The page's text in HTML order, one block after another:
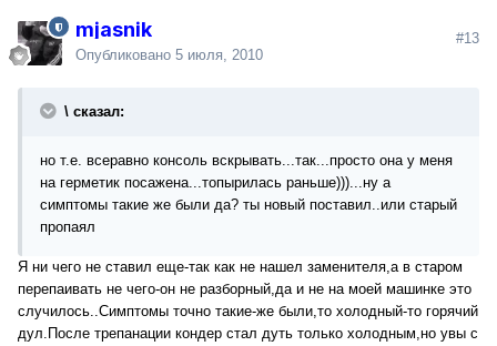
mjasnik
Опубликовано 5 июля, 2010
#13
\ сказал:
но т.е. всеравно консоль вскрывать...так...просто она у меня
на герметик посажена...топырилась раньше)))...ну а
симптомы такие же были да? ты новый поставил..или старый
пропаял
Я ни чего не ставил еще-так как не нашел заменителя,а в старом
перепаивать не чего-он не разборный,да и не на моей машинке это
случилось..Симптомы точно такие-же были,то холодный-то горячий
дул.После трепанации кондер стал дуть только холодным,но увы с